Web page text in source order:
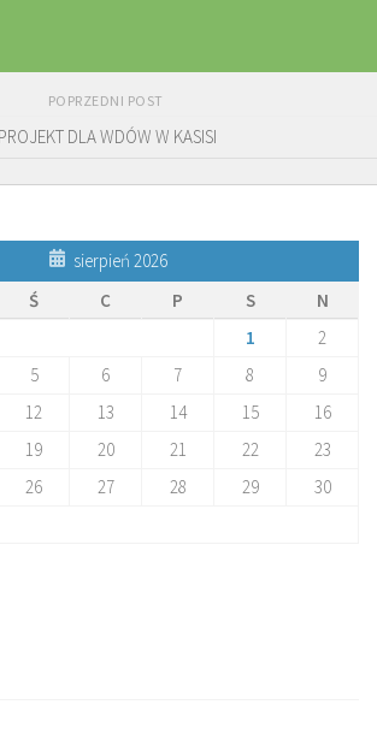
POPRZEDNI POST
PROJEKT DLA WDÓW W KASISI
sierpień 2026
Ś C P S
N
1
2
5 6 7 8
9
12 13 14 15
16
19 20 21 22
23
26 27 28 29
30